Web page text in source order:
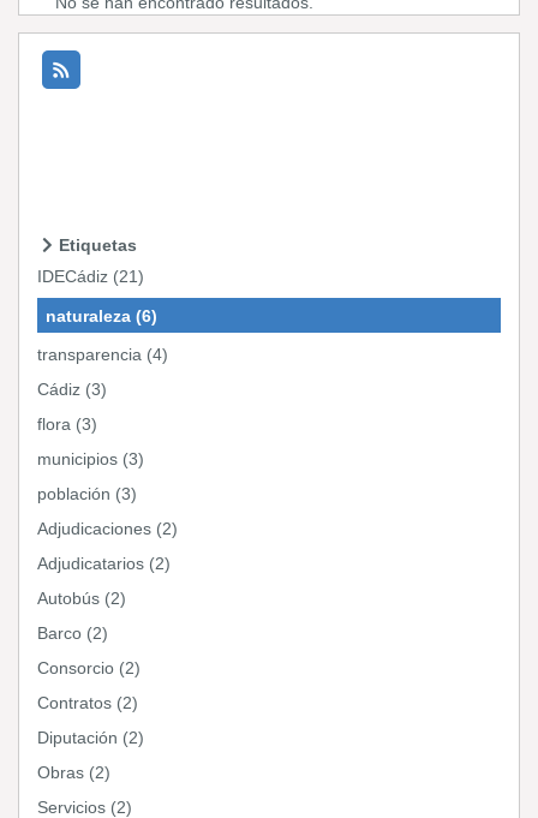
Etiquetas
IDECádiz (21)
naturaleza (6)
transparencia (4)
Cádiz (3)
flora (3)
municipios (3)
población (3)
Adjudicaciones (2)
Adjudicatarios (2)
Autobús (2)
Barco (2)
Consorcio (2)
Contratos (2)
Diputación (2)
Obras (2)
Servicios (2)